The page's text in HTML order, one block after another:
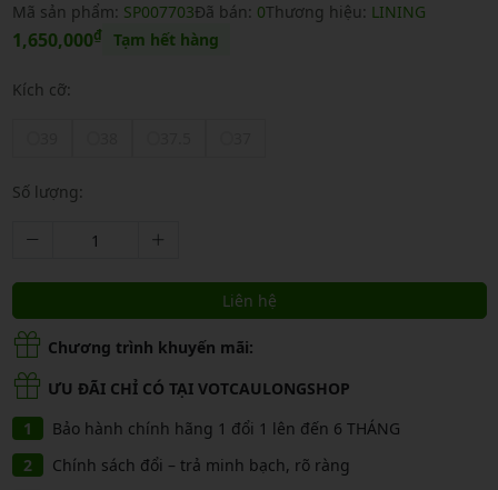
Mã sản phẩm: SP007703Đã bán: 0Thương hiệu: LINING
1,650,000₫ Tạm hết hàng
Kích cỡ:
Số lượng:
Liên hệ
Chương trình khuyến mãi:
ƯU ĐÃI CHỈ CÓ TẠI VOTCAULONGSHOP
Bảo hành chính hãng 1 đổi 1 lên đến 6 THÁNG
Chính sách đổi – trả minh bạch, rõ ràng